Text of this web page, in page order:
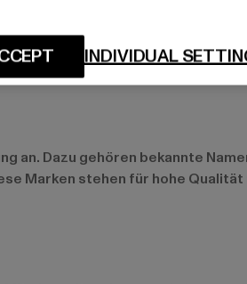
immer eine gute Wahl. Für
kann über ein Kleid geworfen
an. Dazu gehören bekannte
Marken stehen für hohe
INDIVIDUAL